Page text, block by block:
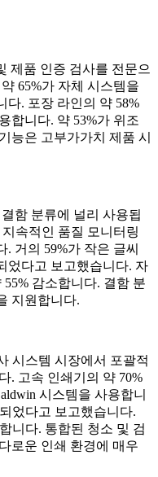
제품 인증 검사를 전문으
65%가 자체 시스템을
다. 포장 라인의 약 58%
합니다. 약 53%가 위조
능은 고부가가치 제품 시
함 분류에 널리 사용됩
속적인 품질 모니터링
거의 59%가 작은 글씨
었다고 보고했습니다. 자
감소합니다. 결함 분
지원합니다.
시스템 시장에서 포괄적
. 고속 인쇄기의 약 70%
시스템을 사용합니
었다고 보고했습니다.
니다. 통합된 청소 및 검
로운 인쇄 환경에 매우